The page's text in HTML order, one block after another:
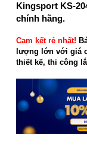
Kingsport KS-
chính hãng.
Cam kết rẻ nhất!
lượng lớn với giá
thiết kế, thi công